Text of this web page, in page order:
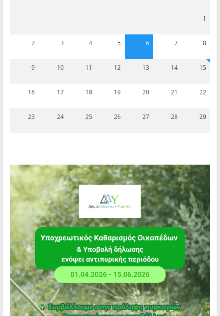
1
2 3 4 5 6 7 8
9 10 11 12 13 14 15
16 17 18 19 20 21 22
23 24 25 26 27 28 29